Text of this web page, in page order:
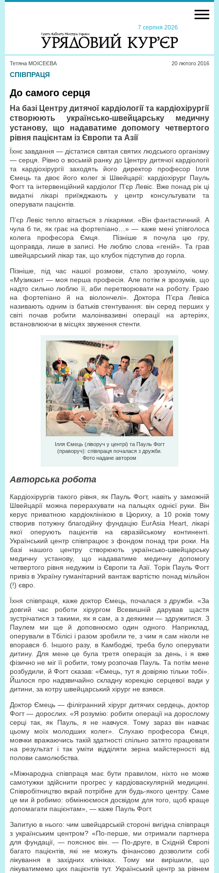
7 серпня 2026
Тетяна МОІСЕЄВА 20 лютого 2016
СПІВПРАЦЯ
До самого серця
На базі Центру дитячої кардіології та кардіохірургії
створюють українсько-швейцарську медичну
установу, що надаватиме допомогу четвертого
рівня пацієнтам із Європи та Азії
Їхнє завдання — дістатися святая святих людського організму
— серця. Рівно о восьмій ранку до Центру дитячої кардіології
та кардіохірургії заходять його директор професор Ілля
Ємець та двоє його колег зі Швейцарії: кардіохірург Пауль
Фогт та інтервенційний кардіолог П’єр Левіс. Вже понад рік ці
видатні лікарі приїжджають у центр консультувати та
оперувати пацієнтів.
П’єр Левіс тепло вітається з лікарями. «Він фантастичний. А
чула б ти, як грає на фортепіано…» — каже мені упівголоса
колега професора Ємця. Пізніше я почула цю гру,
щоправда, лише в записі. Не люблю слова «геній». Та грав
швейцарський лікар так, що клубок підступив до горла.
Пізніше, під час нашої розмови, стало зрозуміло, чому.
«Музикант — моя перша професія. Але потім я зрозумів, що
надто сильно люблю її, аби перетворювати на роботу. Граю
на фортепіано й на віолончелі». Доктора П’єра Левіса
називають одним із батьків стентування: він серед перших у
світі почав робити малоінвазивні операції на артеріях,
встановлюючи в місцях звуження стенти.
Ілля Ємець (ліворуч у центрі) та Пауль Фогт
(праворуч): співпраця почалася з дружби.
Фото надане автором
Авторська робота
Кардіохірургів такого рівня, як Пауль Фогт, навіть у заможній
Швейцарії можна перерахувати на пальцях однієї руки. Він
керує приватною кардіоклінікою в Цюриху, а 10 років тому
створив потужну благодійну фундацію EurAsia Heart, лікарі
якої оперують пацієнтів на євразійському континенті.
Український центр співпрацює з фондом понад три роки. На
базі нашого центру створюють українсько-швейцарську
медичну установу, що надаватиме медичну допомогу
четвертого рівня недужим із Європи та Азії. Торік Пауль Фогт
привіз в Україну гуманітарний вантаж вартістю понад мільйон
(!) євро.
Їхня співпраця, каже доктор Ємець, почалася з дружби. «За
довгий час роботи хірургом Всевишній дарував щастя
зустрічатися з такими, як я сам, а з деякими — здружитися. З
Паулем ми ще й доповнюємо один одного. Наприклад,
оперували в Тбілісі і разом зробили те, з чим я сам ніколи не
впорався б. Іншого разу, в Камбоджі, треба було оперувати
дитину. Для мене це була третя операція за день, і я вже
фізично не міг її робити, тому розпочав Пауль. Та потім мене
розбудили, й Фогт сказав: «Ємець, тут я довіряю тільки тобі».
Йшлося про надзвичайно складну корекцію серцевої вади у
дитини, за котру швейцарський хірург не взявся.
Доктор Ємець — філігранний хірург дитячих сердець, доктор
Фогт — дорослих. «Я розумію: робити операції на дорослому
серці так, як Пауль, я не навчуся. Тому зараз він навчає
цьому моїх молодших колег». Слухаю професора Ємця,
мовчки вражаючись такій здатності спільно затято працювати
на результат і так уміти відділяти зерна майстерності від
полови самолюбства.
«Міжнародна співпраця має бути правилом, ніхто не може
самотужки здійснити прогрес у кардіоваскулярній медицині.
Співробітництво вкрай потрібне для будь-якого центру. Саме
це ми й робимо: обмінюємося досвідом для того, щоб краще
допомагати пацієнтам», — каже Пауль Фогт.
Запитую в нього: чим швейцарській стороні вигідна співпраця
з українським центром? «По-перше, ми отримали партнера
для фундації, — пояснює він. — По-друге, в Східній Європі
багато пацієнтів, які не можуть фінансово дозволити собі
лікування в західних клініках. Тому ми вирішили, що
лікуватимемо цих пацієнтів тут. Український центр за рівнем